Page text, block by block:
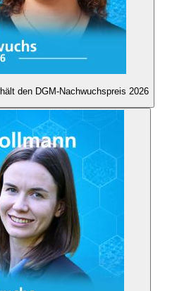
den DGM-Nachwuchspreis 2026